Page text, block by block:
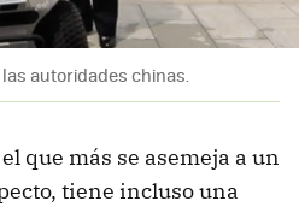
autoridades chinas.
que más se asemeja a un
tiene incluso una